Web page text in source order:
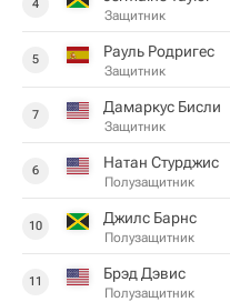
4
Защитник
5 Рауль Родригес
Защитник
7 Дамаркус Бисли
Защитник
6 Натан Стурджис
Полузащитник
10 Джилс Барнс
Полузащитник
11 Брэд Дэвис
Полузащитник